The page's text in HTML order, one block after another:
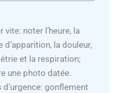
vite: noter l’heure, la
d’apparition, la douleur,
et la respiration;
une photo datée.
d’urgence: gonflement